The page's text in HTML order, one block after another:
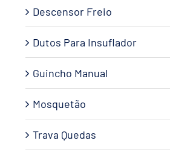
Descensor Freio
Dutos Para Insuflador
Guincho Manual
Mosquetão
Trava Quedas